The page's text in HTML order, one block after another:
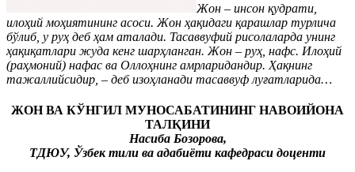
Жон – инсон қудрати,
илоҳий моҳиятининг асоси. Жон ҳақидаги қарашлар турлича
бўлиб, у руҳ деб ҳам аталади. Тасаввуфий рисолаларда унинг
ҳақиқатлари жуда кенг шарҳланган. Жон – руҳ, нафс. Илоҳий
(раҳмоний) нафас ва Оллоҳнинг амрларидандир. Ҳақнинг
тажаллийсидир, – деб изоҳланади тасаввуф луғатларида…
ЖОН ВА КЎНГИЛ МУНОСАБАТИНИНГ НАВОИЙОНА
ТАЛҚИНИ
Насиба Бозорова,
ТДЮУ, Ўзбек тили ва адабиёти кафедраси доценти